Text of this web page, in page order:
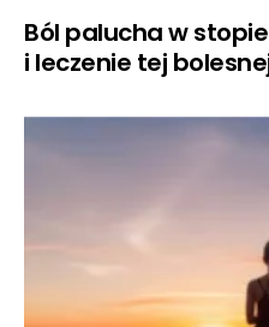
Ból palucha w
i leczenie tej